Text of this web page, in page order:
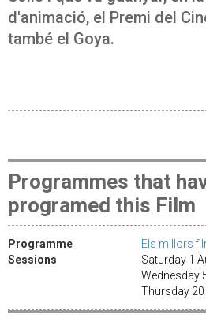
d'animació, el Premi del
també el Goya.
Programmes that
programed this Film
Programme
Els millors
Sessions
Saturday 1
Wednesday
Thursday 20